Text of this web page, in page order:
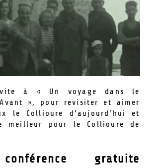
à « Un voyage dans le
», pour revisiter et aimer
le Collioure d’aujourd’hui et
meilleur pour le Collioure de
gratuite